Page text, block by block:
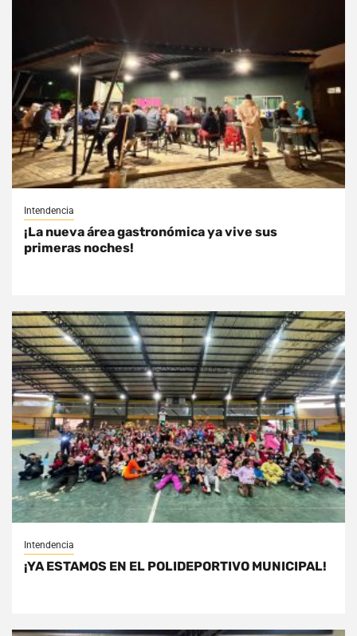
Intendencia
¡La nueva área gastronómica ya vive sus
primeras noches!
Intendencia
¡YA ESTAMOS EN EL POLIDEPORTIVO MUNICIPAL!